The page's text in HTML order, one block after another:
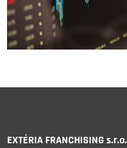
EXTÉRIA FRANCHISING s.r.o.